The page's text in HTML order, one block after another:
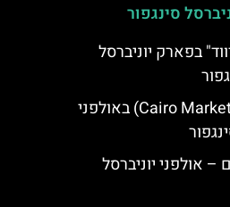
סינגפור
בפארק יוניברסל
שוק קהיר (Cairo Market) באולפני
– אולפני יוניברסל